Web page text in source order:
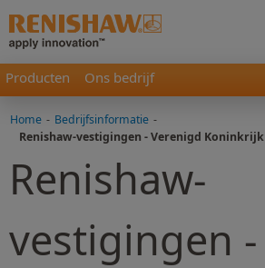
Producten Ons bedrijf
Home - Bedrijfsinformatie -
Renishaw-vestigingen - Verenigd Koninkrijk
Renishaw-
vestigingen -